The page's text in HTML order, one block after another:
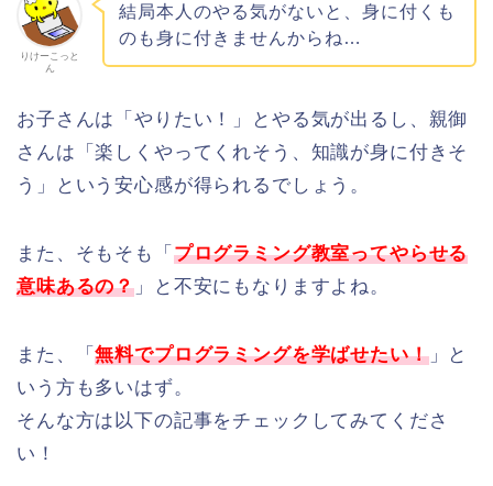
りけーこっと
ん
結局本人のやる気がないと、身に付くも
のも身に付きませんからね…
お子さんは「やりたい！」とやる気が出るし、親御
さんは「楽しくやってくれそう、知識が身に付きそ
う」という安心感が得られるでしょう。
また、そもそも「 プログラミング教室ってやらせる
意味あるの？ 」と不安にもなりますよね。
また、「無料でプログラミングを学ばせたい！」と
いう方も多いはず。
そんな方は以下の記事をチェックしてみてくださ
い！